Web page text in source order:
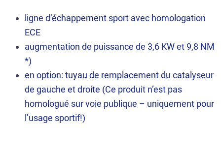
ligne d‘échappement sport avec homologation
ECE
augmentation de puissance de 3,6 KW et 9,8 NM
*)
en option: tuyau de remplacement du catalyseur
de gauche et droite (Ce produit n’est pas
homologué sur voie publique – uniquement pour
l’usage sportif!)